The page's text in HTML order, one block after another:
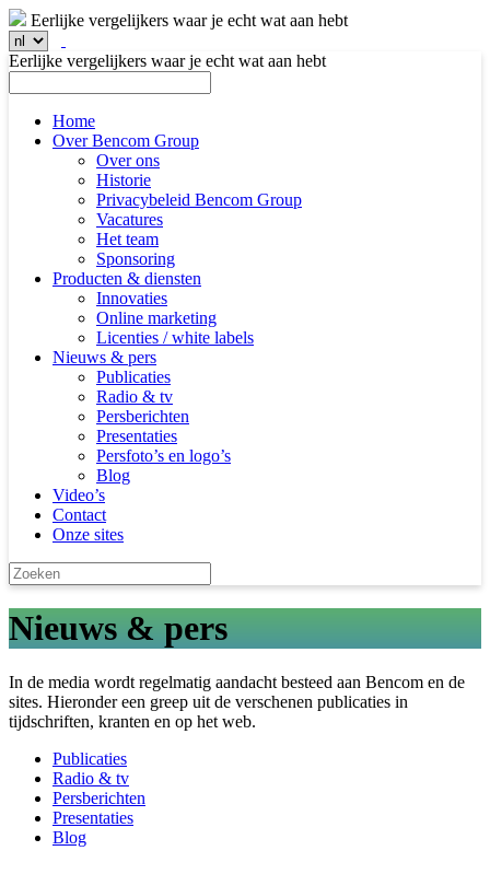
Eerlijke vergelijkers waar je echt wat aan hebt
Eerlijke vergelijkers waar je echt wat aan hebt
Home
Over Bencom Group
Over ons
Historie
Privacybeleid Bencom Group
Vacatures
Het team
Sponsoring
Producten & diensten
Innovaties
Online marketing
Licenties / white labels
Nieuws & pers
Publicaties
Radio & tv
Persberichten
Presentaties
Persfoto’s en logo’s
Blog
Video’s
Contact
Onze sites
Nieuws & pers
In de media wordt regelmatig aandacht besteed aan Bencom en de
sites. Hieronder een greep uit de verschenen publicaties in
tijdschriften, kranten en op het web.
Publicaties
Radio & tv
Persberichten
Presentaties
Blog